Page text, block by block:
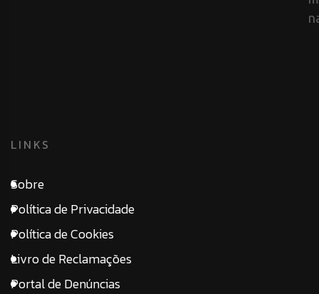
LINKS
Sobre
Política de Privacidade
Política de Cookies
Livro de Reclamações
Portal de Denúncias